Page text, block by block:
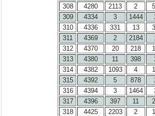
308
4280 2113 2
309
4334 3 1444
310
4336 331 13
311
4369 2 2184
312
4370 20 218
313
4380 11 398
314
4382 1093 4
315
4392 5 878
316
4394 3 1464
317
4396 397 11
318
4425 2203 2